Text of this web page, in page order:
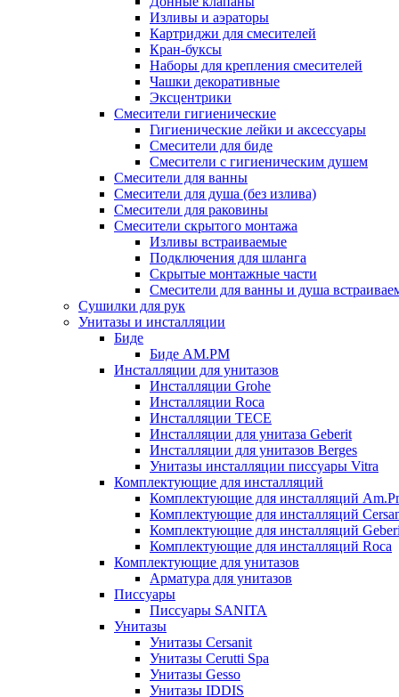
Изливы и аэраторы
Картриджи для смесителей
Кран-буксы
Наборы для крепления смесителей
Чашки декоративные
Эксцентрики
Смесители гигиенические
Гигиенические лейки и аксессуары
Смесители для биде
Смесители с гигиеническим душем
Смесители для ванны
Смесители для душа (без излива)
Смесители для раковины
Смесители скрытого монтажа
Изливы встраиваемые
Подключения для шланга
Скрытые монтажные части
Смесители для ванны и душа
Сушилки для рук
Унитазы и инсталляции
Биде
Биде AM.PM
Инсталляции для унитазов
Инсталляции Grohe
Инсталляции Roca
Инсталляции TECE
Инсталляции для унитаза Geberit
Инсталляции для унитазов Berges
Унитазы инсталляции писсуары Vitra
Комплектующие для инсталляций
Комплектующие для инсталляций
Комплектующие для инсталляций
Комплектующие для инсталляций
Комплектующие для инсталляций Roca
Комплектующие для унитазов
Арматура для унитазов
Писсуары
Писсуары SANITA
Унитазы
Унитазы Cersanit
Унитазы Cerutti Spa
Унитазы Gesso
Унитазы IDDIS